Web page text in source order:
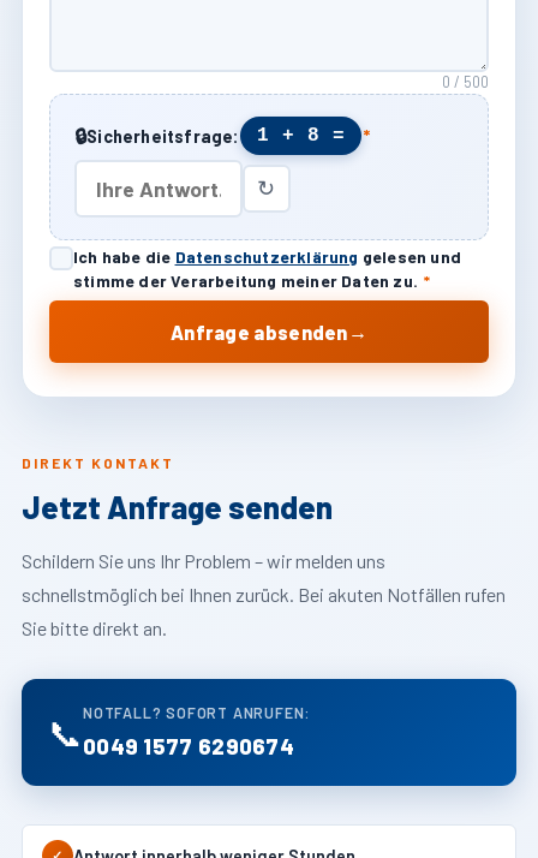
DIREKT KONTAKT
Jetzt Anfrage senden
Schildern Sie uns Ihr Problem – wir melden uns
schnellstmöglich bei Ihnen zurück. Bei akuten Notfällen rufen
Sie bitte direkt an.
📞 NOTFALL? SOFORT ANRUFEN:
0049 1577 6290674
0 / 500
🔒Sicherheitsfrage: 1 + 8 = *
↻
Ich habe die Datenschutzerklärung gelesen und
stimme der Verarbeitung meiner Daten zu. *
Anfrage absenden →